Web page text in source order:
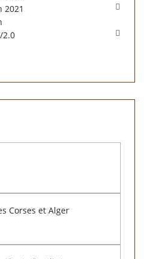
2021 
2.0

Corses et Alger